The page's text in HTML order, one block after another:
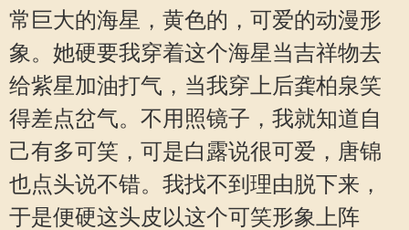
常巨大的海星，黄色的，可爱的动漫形
象。她硬要我穿着这个海星当吉祥物去
给紫星加油打气，当我穿上后龚柏泉笑
得差点岔气。不用照镜子，我就知道自
己有多可笑，可是白露说很可爱，唐锦
也点头说不错。我找不到理由脱下来，
于是便硬这头皮以这个可笑形象上阵